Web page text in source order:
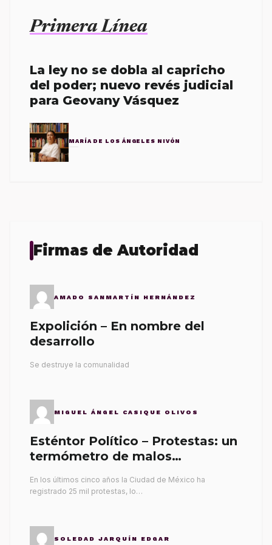
Primera Línea
La ley no se dobla al capricho
del poder; nuevo revés judicial
para Geovany Vásquez
MARÍA DE LOS ÁNGELES NIVÓN
Firmas de Autoridad
AMADO SANMARTÍN HERNÁNDEZ
Expolición – En nombre del
desarrollo
Se destruye la comunalidad
MIGUEL ÁNGEL CASIQUE OLIVOS
Esténtor Político – Protestas: un
termómetro de malos
En los últimos cinco años la Ciudad de México ha
registrado 25 mil protestas, lo…
SOLEDAD JARQUÍN EDGAR